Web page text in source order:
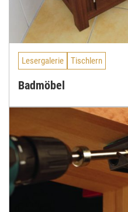
Lesergalerie Tischlern
Badmöbel